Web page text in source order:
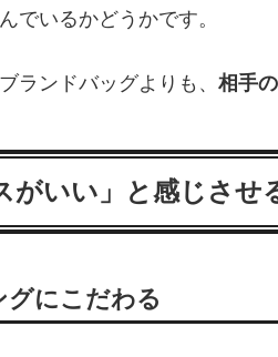
でいるかどうかです。
ランドバッグよりも、 相手
がいい」と感じさせ
にこだわる